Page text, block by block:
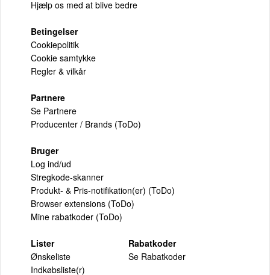
Hjælp os med at blive bedre
Betingelser
Cookiepolitik
Cookie samtykke
Regler & vilkår
Partnere
Se Partnere
Producenter / Brands (ToDo)
Bruger
Log ind/ud
Stregkode-skanner
Produkt- & Pris-notifikation(er) (ToDo)
Browser extensions (ToDo)
Mine rabatkoder (ToDo)
Lister
Ønskeliste
Indkøbsliste(r)
Rabatkoder
Se Rabatkoder